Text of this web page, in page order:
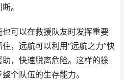
。
可以在救援队友时发挥重要
，远航可以利用“远航之力”快
，快速脱离危险。这样的操
个队伍的生存能力。